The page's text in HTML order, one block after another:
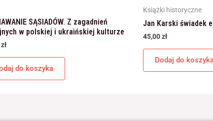
SĄSIADÓW. Z zagadnień
w polskiej i ukraińskiej kulturze
zł
do koszyka
Książki historyczne
Jan Karski świadek
45,00zł
Dodaj do